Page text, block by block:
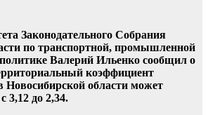
Законодательного Собрания
по транспортной, промышленной
Валерий Ильенко сообщил о
коэффициент
области может
3,12 до 2,34.